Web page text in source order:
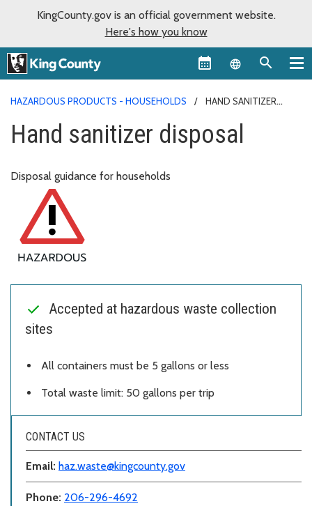
KingCounty.gov is an official government website.
Here's how you know
Language
HAZARDOUS PRODUCTS - HOUSEHOLDS
HAND SANITIZER
Hand sanitizer disposal
Disposal guidance for households
Accepted at hazardous waste collection
sites
All containers must be 5 gallons or less
Total waste limit: 50 gallons per trip
CONTACT US
Email: haz.waste@kingcounty.gov
Phone: 206-296-4692